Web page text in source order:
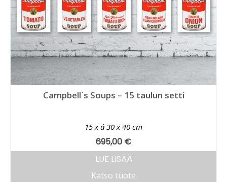
Campbell´s Soups – 15 taulun setti
15 x á 30 x 40 cm
695,00 €
LUE LISÄÄ
Katso tuote